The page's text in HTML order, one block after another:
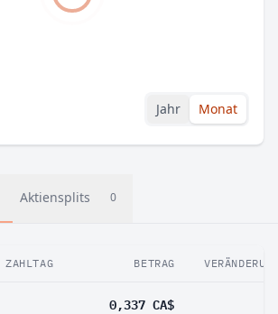
Jahr Monat
Aktiensplits 0
ZAHLTAG BETRAG
0,337 CA$